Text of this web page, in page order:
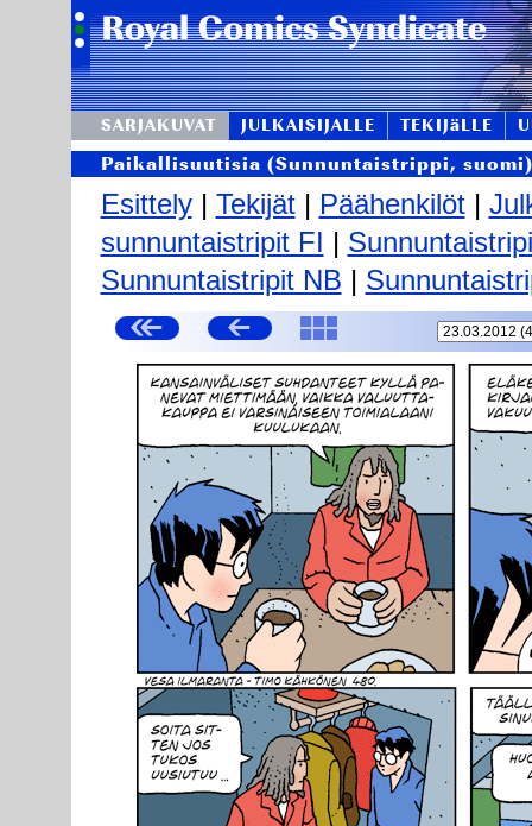
SARJAKUVAT JULKAISIJALLE TEKIJäLLE
Paikallisuutisia (Sunnuntaistrippi, suomi)
Esittely| Tekijät| Päähenkilöt|
sunnuntaistripit FI |
Sunnuntaistripit NB |